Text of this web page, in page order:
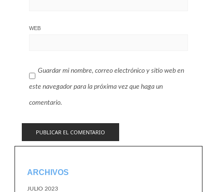
WEB
Guardar mi nombre, correo electrónico y sitio web en
este navegador para la próxima vez que haga un
comentario.
ARCHIVOS
JULIO 2023